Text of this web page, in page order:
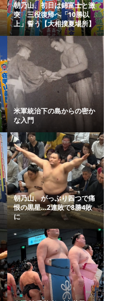
朝乃山、初日は錦富士と激
突 三役復帰へ「10勝以
上」誓う【大相撲夏場所】
米軍統治下の島からの密か
な入門
朝乃山、がっぷり四つで痛
恨の黒星…2連敗で8勝4敗
に